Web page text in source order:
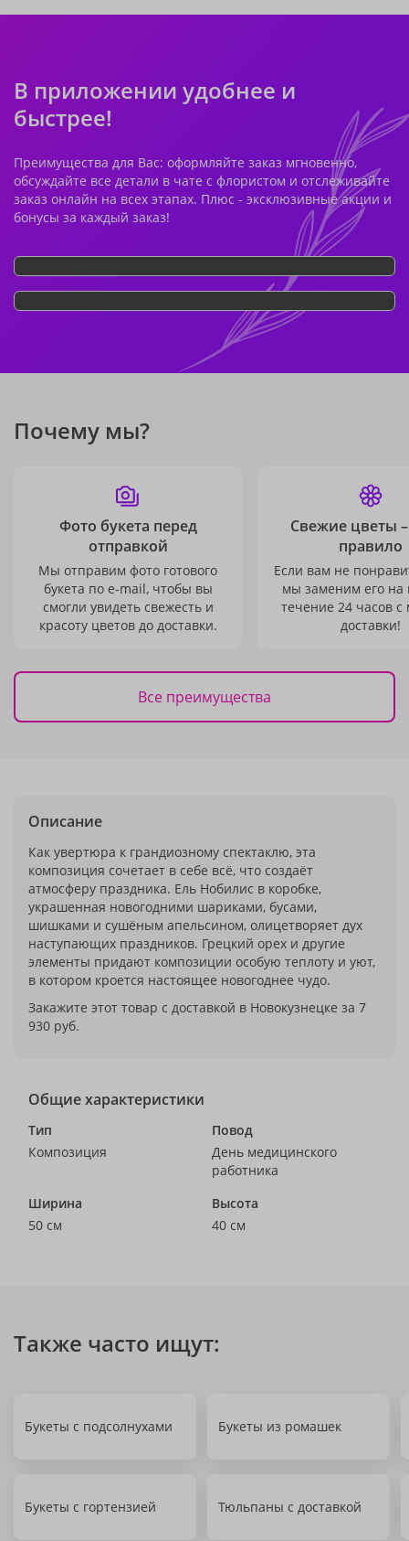
В приложении удобнее и
быстрее!
Преимущества для Вас: оформляйте заказ мгновенно,
обсуждайте все детали в чате с флористом и отслеживайте
заказ онлайн на всех этапах. Плюс - эксклюзивные акции и
бонусы за каждый заказ!
Почему мы?
Фото букета перед
отправкой
Мы отправим фото готового
букета по e-mail, чтобы вы
смогли увидеть свежесть и
красоту цветов до доставки.
Свежие цветы
правило
Если вам не
мы заменим его на
течение 24 часов с
доставки!
Все преимущества
Описание
Как увертюра к грандиозному спектаклю, эта
композиция сочетает в себе всё, что создаёт
атмосферу праздника. Ель Нобилис в коробке,
украшенная новогодними шариками, бусами,
шишками и сушёным апельсином, олицетворяет дух
наступающих праздников. Грецкий орех и другие
элементы придают композиции особую теплоту и уют,
в котором кроется настоящее новогоднее чудо.
Закажите этот товар с доставкой в Новокузнецке за 7
930 руб.
Общие характеристики
Тип
Композиция
Повод
День медицинского
работника
Ширина
50 см
Высота
40 см
Также часто ищут:
Букеты с подсолнухами Букеты из ромашек
Букеты с гортензией Тюльпаны с доставкой